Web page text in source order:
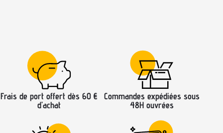
Frais de port offert dès 60 €
d’achat
Commandes expédiées sous
48H ouvrées